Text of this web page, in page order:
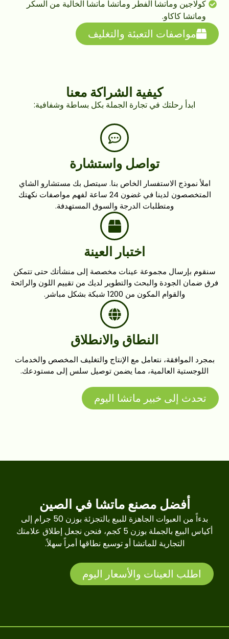
كولاجين وماتشا الفطر وماتشا ماتشا الخالية من السكر
وماتشا كاكاو.
مواصفات التعبئة والتغليف
كيفية الشراكة معنا
ابدأ رحلتك في تجارة الجملة بكل بساطة وشفافية:
تواصل واستشارة
املأ نموذج الاستفسار الخاص بنا. سيتصل بك مستشارو الشاي
المتخصصون لدينا في غضون 24 ساعة لفهم مواصفات نكهتك
ومتطلبات الدرجة والسوق المستهدفة.
اختبار العينة
سنقوم بإرسال مجموعة عينات مخصصة إلى منشأتك حتى تتمكن
فرق ضمان الجودة والبحث والتطوير لديك من تقييم اللون والرائحة
والقوام المكون من 1200 شبكة بشكل مباشر.
النطاق والانطلاق
بمجرد الموافقة، نتعامل مع الإنتاج والتغليف المخصص والخدمات
اللوجستية العالمية، مما يضمن توصيل سلس إلى مستودعك.
تحدث إلى خبير ماتشا اليوم
أفضل مصنع ماتشا في الصين
بدءاً من العبوات الجاهزة للبيع بالتجزئة بوزن 50 جرام إلى
أكياس البيع بالجملة بوزن 5 كجم، فنحن نجعل إطلاق علامتك
التجارية للماتشا أو توسيع نطاقها أمراً سهلاً.
اطلب العينات والأسعار اليوم